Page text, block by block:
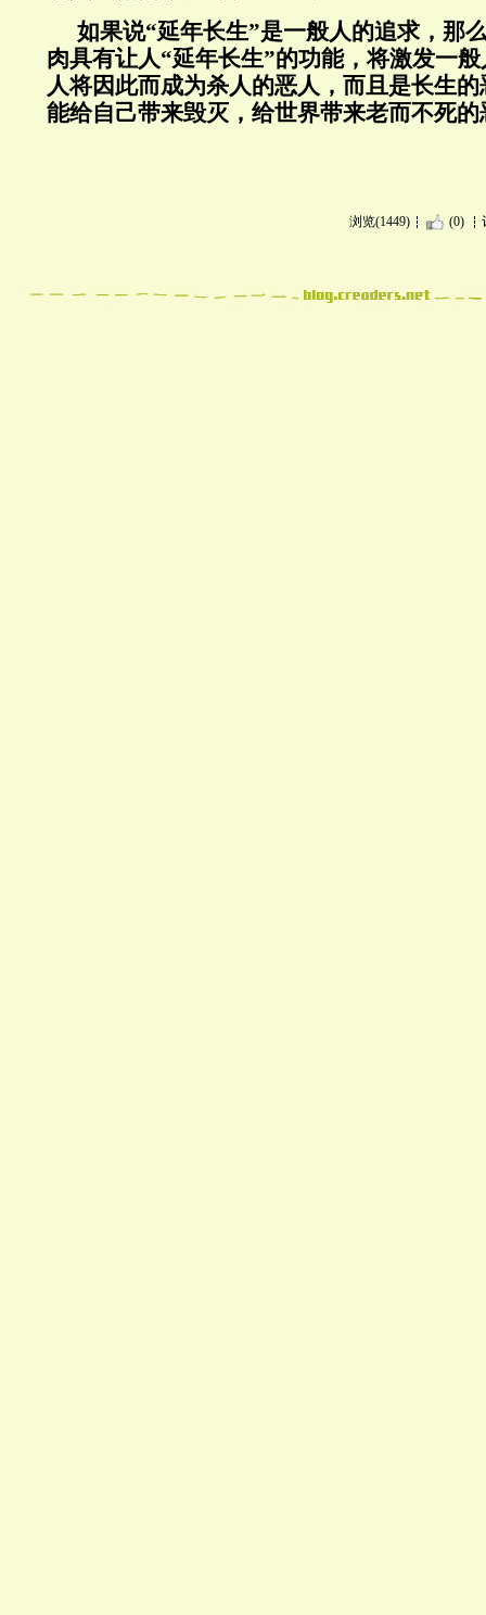
如果说“延年长生”是一般人的追求，那
肉具有让人“延年长生”的功能，将激发一
人将因此而成为杀人的恶人，而且是长生
能给自己带来毁灭，给世界带来老而不死的
浏览(1449) (0)